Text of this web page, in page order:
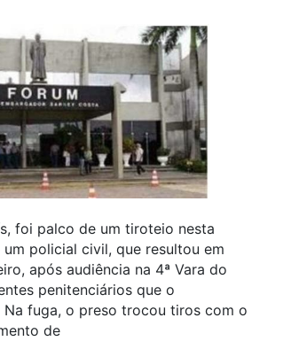
foi palco de um tiroteio nesta
policial civil, que resultou em
após audiência na 4ª Vara do
penitenciários que o
fuga, o preso trocou tiros com o
de